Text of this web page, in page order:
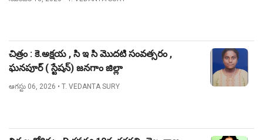
చిత్రం : కె.అక్షయ , సి ఇ సి మొదటి సంవత్సరం ,
ఘనపూర్ ( స్టేషన్) జనగాం జిల్లా
ఆగస్టు 06, 2026 • T. VEDANTA SURY